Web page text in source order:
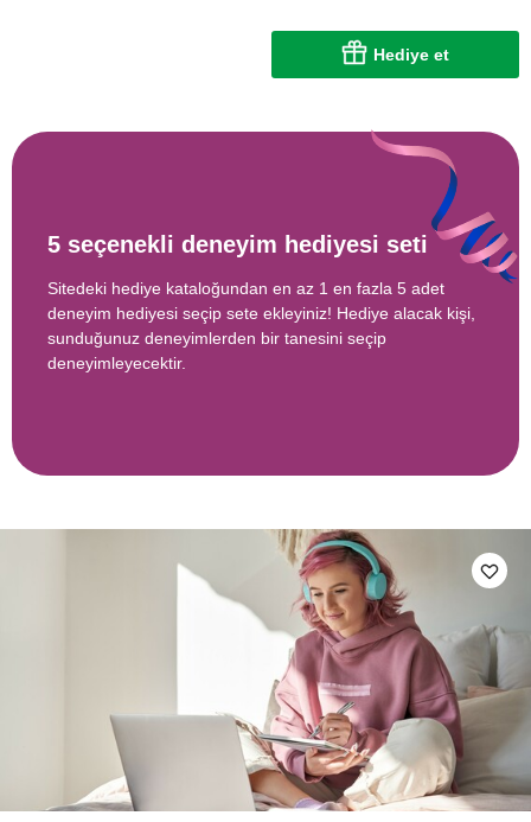
Hediye et
5 seçenekli deneyim hediyesi seti
Sitedeki hediye kataloğundan en az 1 en fazla 5 adet
deneyim hediyesi seçip sete ekleyiniz! Hediye alacak kişi,
sunduğunuz deneyimlerden bir tanesini seçip
deneyimleyecektir.